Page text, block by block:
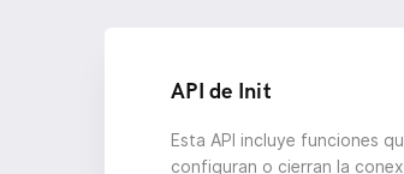
API de Init
Esta API incluye funciones
configuran o cierran la